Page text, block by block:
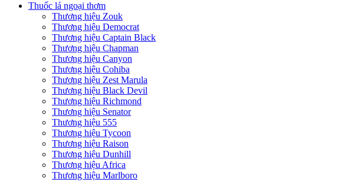
Thuốc lá ngoại thơm
Thương hiệu Zouk
Thương hiệu Democrat
Thương hiệu Captain Black
Thương hiệu Chapman
Thương hiệu Canyon
Thương hiệu Cohiba
Thương hiệu Zest Marula
Thương hiệu Black Devil
Thương hiệu Richmond
Thương hiệu Senator
Thương hiệu 555
Thương hiệu Tycoon
Thương hiệu Raison
Thương hiệu Dunhill
Thương hiệu Africa
Thương hiệu Marlboro